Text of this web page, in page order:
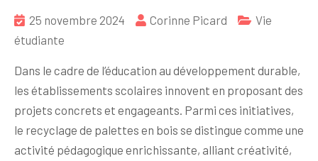
25 novembre 2024 Corinne Picard
Vie
étudiante
Dans le cadre de l’éducation au développement durable,
les établissements scolaires innovent en proposant des
projets concrets et engageants. Parmi ces initiatives,
le recyclage de palettes en bois se distingue comme une
activité pédagogique enrichissante, alliant créativité,